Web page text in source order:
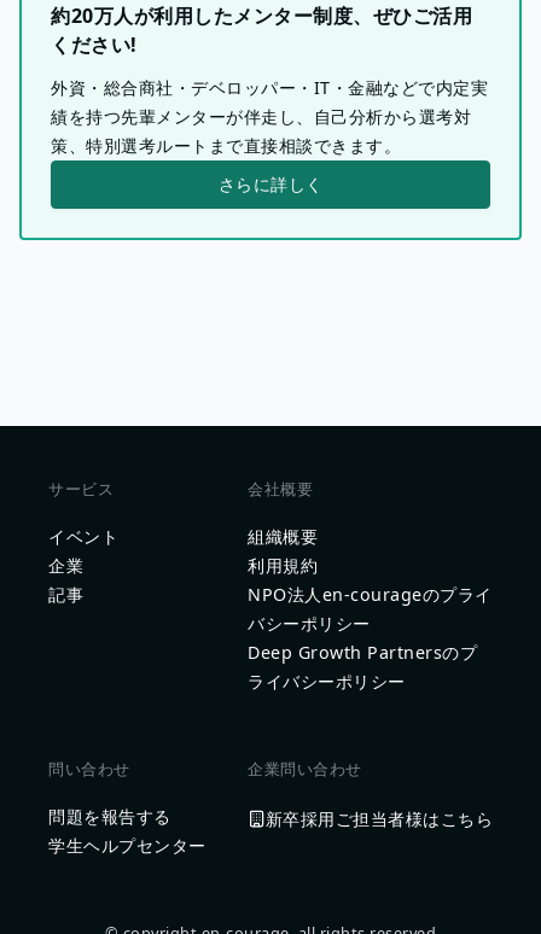
約20万人が利用したメンター制度、ぜひご活用
ください!
外資・総合商社・デベロッパー・IT・金融などで内定実
績を持つ先輩メンターが伴走し、自己分析から選考対
策、特別選考ルートまで直接相談できます。
さらに詳しく
サービス
イベント
企業
記事
会社概要
組織概要
利用規約
NPO法人en-courageのプライ
バシーポリシー
Deep Growth Partnersのプ
ライバシーポリシー
問い合わせ
問題を報告する
学生ヘルプセンター
企業問い合わせ
新卒採用ご担当者様はこちら